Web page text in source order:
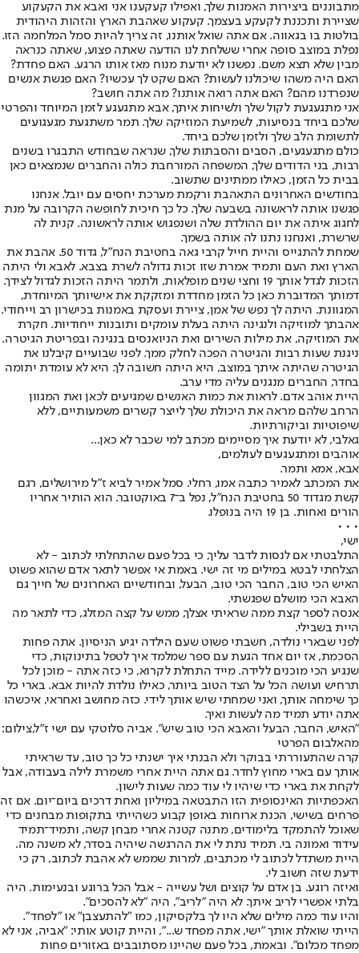
מתבוננים ביצירות האמנות שלך, ואפילו קעקענו אני ואבא את הקעקוע
שציירת ותכננת לקעקע בעצמך. קעקוע שאהבת הארץ והזהות היהודית
בולטות בו בגאווה. אם אתה שואל אותנו, זה צריך להיות סמל המלחמה הזו.
נפלת במוצב סופה אחרי ששלחת לנו הודעה שאתה פצוע, שאתה כנראה
מבין שלא תצא משם. נפשנו לא יודעת מנוח מאז אותו הרגע. האם פחדת?
האם היה משהו שיכולנו לעשות? האם שקט לך עכשיו? האם פגשת אנשים
שנפרדנו מהם? האם אתה רואה אותנו? מה אתה חושב?
אני מתגעגעת לקול שלך ולשיחות איתך, אבא מתגעגע לזמן המיוחד והפרטי
שלכם ביחד בנסיעות, לשמיעת המוזיקה שלך. תמר משתגעת מגעגועים
לתשומת הלב שלך ולזמן שלכם ביחד.
כולם מתגעגעים, הסבים והסבתות שלך, שנראה שבחודש התבגרו בשנים
רבות, בני הדודים שלך, המשפחה המורחבת כולה והחברים שנמצאים כאן
בבית כל הזמן, כאילו ממתינים שתשוב.
בחודשים האחרונים התאהבת ורקמת מערכת יחסים עם יובל. אנחנו
פגשנו אותה לראשונה בשבעה שלך. כל כך חיכית לחופשה הקרובה על מנת
לחגוג איתה את יום ההולדת שלה ושנפגוש אותה לראשונה. קנית לה
שרשרת, ואנחנו נתנו לה אותה בשמך.
שמחת להתגייס והיית חייל קרבי גאה בחטיבת הנח"ל, גדוד 50. אהבת את
הארץ ואת העם ותמיד אמרת שזו זכות גדולה לשרת בצבא. לאבא ולי היתה
הזכות לגדל אותך 19 וחצי שנים מופלאות, ולתמר היתה הזכות לגדול לצידך.
דמותך המדוברת כאן כל הזמן מחדדת ומזקקת את אישיותך המיוחדת,
המגוונת. היתה לך נפש של אמן, ציירת ועסקת באמנות בכישרון רב וייחודי.
אהבתך למוזיקה ולנגינה היתה בעלת עומקים ותובנות ייחודיות. חקרת
את המוזיקה, את מילות השירים ואת הניואנסים בנגינה ובפריטת הגיטרה.
ניגנת שעות רבות והגיטרה הפכה לחלק ממך. לפני שבועיים קיבלנו את
הגיטרה שהיתה איתך במוצב, היא היתה חשובה לך. היא לא עומדת יתומה
בחדר, החברים מנגנים עליה מדי ערב.
היית אוהב אדם. לראות את כמות האנשים שמגיעים לכאן ואת המגוון
הרחב שלהם מראה את היכולת שלך לייצר קשרים משמעותיים, ללא
שיפוטיות וביקורתיות.
גאלבי, לא יודעת איך מסיימים מכתב למי שכבר לא כאן...
אוהבים ומתגעגעים לעולמים,
אבא, אמא ותמר.
את המכתב לאמיר כתבה אמו, רחלי. סמל אמיר לביא ז"ל מירושלים, רגם
קשת מגדוד 50 בחטיבת הנח"ל, נפל ב־7 באוקטובר. הוא הותיר אחריו
הורים ואחות. בן 19 היה בנופלו.
• • •
ישי,
התלבטתי אם לנסות לדבר עליך, כי בכל פעם שהתחלתי לכתוב - לא
הצלחתי לבטא במילים מי זה ישי. באמת אי אפשר לתאר אדם שהוא פשוט
האיש הכי טוב, החבר הכי טוב, הבעל, ובחודשיים האחרונים של חייך גם
האבא הכי מושלם שפגשתי.
אנסה לספר קצת ממה שראיתי אצלך, ממש על קצה המזלג, כדי לתאר מה
היית בשבילי.
לפני שבארי נולדה, חשבתי פשוט שעם הילדה יגיע הניסיון. אתה פחות
הסכמת, אז יום אחד הגעת עם ספר שמלמד איך לטפל בתינוקות, כדי
שנגיע הכי מוכנים ללידה. מייד התחלת לקרוא, כי כזה אתה - מוכן לכל
תרחיש ועושה הכל על הצד הטוב ביותר, כאילו נולדת להיות אבא. בארי כל
כך שימחה אותך, ואני שמחתי שיש אותך לידי. כזה מחושב ואחראי, איכשהו
אתה יודע תמיד מה לעשות ואיך.
"האיש, החבר, הבעל והאבא הכי טוב שיש". אביה סלוטקי עם ישי ז"ל,צילום:
מהאלבום הפרטי
קרה שהתעוררתי בבוקר ולא הבנתי איך ישנתי כל כך טוב, עד שראיתי
אותך עם בארי מחוץ לחדר. גם אתה היית אחרי משמרת לילה בעבודה, אבל
לקחת את בארי כדי שיהיו לי עוד כמה שעות לישון.
האכפתיות האינסופית הזו התבטאה במיליון ואחת דרכים ביום־יום. אם זה
פרחים בשישי, הכנת ארוחות באופן קבוע כשהייתי בתקופות מבחנים כדי
שאוכל להתמקד בלימודים, מתנה קטנה אחרי מבחן קשה, ותמיד־תמיד
עידוד ואמונה בי. תמיד נתת לי את ההרגשה שיהיה בסדר, לא משנה מה.
היית משתדל לכתוב לי מכתבים, למרות שממש לא אהבת לכתוב, רק כי
ידעת שזה חשוב לי.
ואיזה רוגע. בן אדם על קוצים ושל עשייה - אבל הכל ברוגע ובנעימות. היה
בלתי אפשרי לריב איתך. לא היה "לריב", היה "לא להסכים".
והיו עוד כמה מילים שלא היו לך בלקסיקון, כמו "להתעצבן" או "לפחד".
הייתי שואלת אותך "ישי, אתה מפחד ש...", והיית קוטע אותי: "אביה, אני לא
מפחד מכלום". ובאמת, בכל פעם שהיינו מסתובבים באזורים פחות